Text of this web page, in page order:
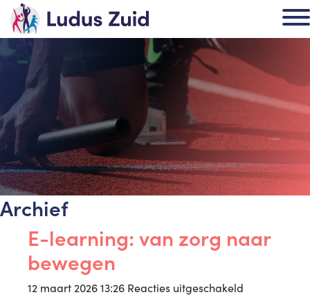
Archief
E-learning: van zorg naar
bewegen
12 maart 2026 13:26 Reacties uitgeschakeld